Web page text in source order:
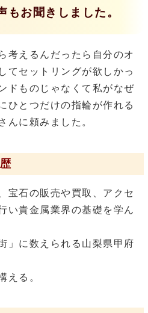
もお聞きしました。
考えるんだったら自分のオ
てセットリングが欲しかっ
ドものじゃなくて私がなぜ
ひとつだけの指輪が作れる
んに頼みました。
宝石の販売や買取、アクセ
い貴金属業界の基礎を学ん
」に数えられる山梨県甲府
える。